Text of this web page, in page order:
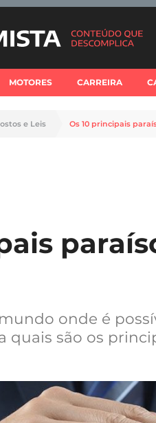
MOTORES CARREIRA
e Leis Os 10 principais
onde é
quais são os